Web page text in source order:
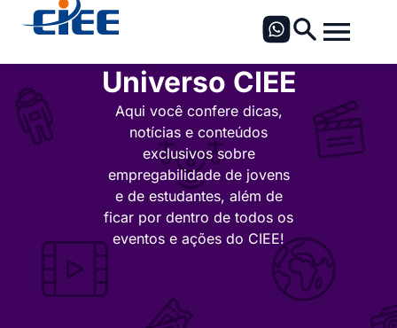
Universo CIEE
Aqui você confere dicas,
notícias e conteúdos
exclusivos sobre
empregabilidade de jovens
e de estudantes, além de
ficar por dentro de todos os
eventos e ações do CIEE!